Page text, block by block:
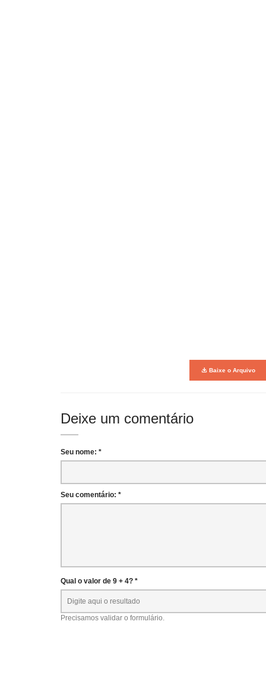
Baixe o Arquivo
Deixe um comentário
Seu nome: *
Seu comentário: *
Qual o valor de 9 + 4? *
Precisamos validar o formulário.